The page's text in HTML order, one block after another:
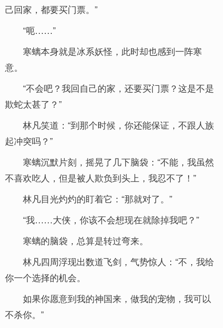
己回家，都要买门票。”
“呃……”
寒螭本身就是冰系妖怪，此时却也感到一阵寒
意。
“不会吧？我回自己的家，还要买门票？这是不是
欺蛇太甚了？”
林凡笑道：“到那个时候，你还能保证，不跟人族
起冲突吗？”
寒螭沉默片刻，摇晃了几下脑袋：“不能，我虽然
不喜欢吃人，但是被人欺负到头上，我忍不了！”
林凡目光灼灼的盯着它：“那就对了。”
“我……大侠，你该不会想现在就除掉我吧？”
寒螭的脑袋，总算是转过弯来。
林凡四周浮现出数道飞剑，气势惊人：“不，我给
你一个选择的机会。
如果你愿意到我的神国来，做我的宠物，我可以
不杀你。”